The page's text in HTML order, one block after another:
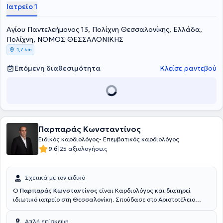
Ιατρείο 1
Αγίου Παντελεήμονος 13, Πολίχνη Θεσσαλονίκης, Ελλάδα,
Πολίχνη, ΝΟΜΟΣ ΘΕΣΣΑΛΟΝΙΚΗΣ
1,7 km
Επόμενη διαθεσιμότητα Κλείσε ραντεβού
Παρπαράς Κωνσταντίνος
Ειδικός καρδιολόγος- Επεμβατικός καρδιολόγος
9.6|25 αξιολογήσεις
Σχετικά με τον ειδικό
Ο Παρπαράς Κωνσταντίνος είναι Καρδιολόγος και διατηρεί
ιδιωτικό ιατρείο στη Θεσσαλονίκη. Σπούδασε στο Αριστοτέλειο
Γερμανίας. Διαθέτει αξιόλογη εμπειρία έχοντας εργαστεί ως
Απλή επίσκεψη